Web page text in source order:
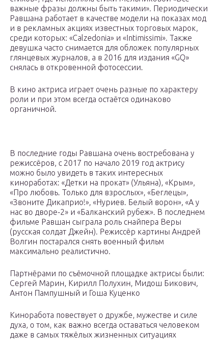
важные фразы должны быть такими». Периодически
Равшана работает в качестве модели на показах мод
и в рекламных акциях известных торговых марок,
среди которых: «Calzedonia» и «Intimissimi». Также
девушка часто снимается для обложек популярных
глянцевых журналов, а в 2016 для издания «GQ»
снялась в откровенной фотосессии.
В кино актриса играет очень разные по характеру
роли и при этом всегда остаётся одинаково
органичной.
В последние годы Равшана очень востребована у
режиссёров, с 2017 по начало 2019 год актрису
можно было увидеть в таких интересных
киноработах: «Детки на прокат» (Ульяна), «Крым»,
«Про любовь. Только для взрослых», «Беглецы»,
«Звоните Дикаприо!», «Нуриев. Белый ворон», «А у
нас во дворе-2» и «Балканский рубеж». В последнем
фильме Равшан сыграла роль снайпера Веры
(русская солдат Джейн). Режиссёр картины Андрей
Волгин постарался снять военный фильм
максимально реалистично.
Партнёрами по съёмочной площадке актрисы были:
Сергей Марин, Кирилл Полухин, Мидош Бикович,
Антон Пампушный и Гоша Куценко
Киноработа повествует о дружбе, мужестве и силе
духа, о том, как важно всегда оставаться человеком
даже в самых тяжёлых жизненных ситуациях